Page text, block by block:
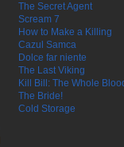
The Secret Agent
Scream 7
How to Make a Killing
Cazul Samca
Dolce far niente
The Last Viking
Kill Bill: The Whole
The Bride!
Cold Storage